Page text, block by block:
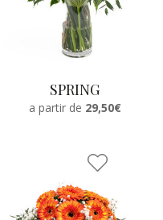
SPRING
a partir de 29,50€